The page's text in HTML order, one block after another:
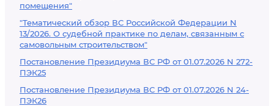
помещения"
"Тематический обзор ВС Российской Федерации N
13/2026. О судебной практике по делам, связанным с
самовольным строительством"
Постановление Президиума ВС РФ от 01.07.2026 N 272-
ПЭК25
Постановление Президиума ВС РФ от 01.07.2026 N 24-
ПЭК26